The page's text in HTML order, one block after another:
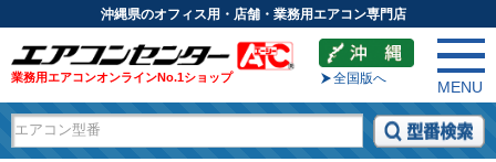
沖縄県のオフィス用・店舗・業務用エアコン専門店
業務用エアコンオンラインNo.1ショップ 全国版へ
MENU